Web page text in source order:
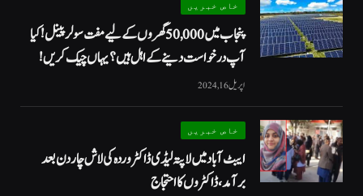
خاص خبریں
پنجاب میں 50,000 گھروں کے لیے مفت سولر پینل! کیا
آپ درخواست دینے کے اہل ہیں؟ یہاں چیک کریں!
اپریل 16, 2024
خاص خبریں
ایبٹ آباد میں لاپتہ لیڈی ڈاکٹر وردہ کی لاش چار دن بعد
برآمد، ڈاکٹروں کا احتجاج